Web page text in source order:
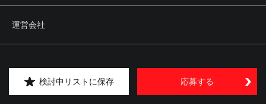
検討中リストに保存 応募する
運営会社